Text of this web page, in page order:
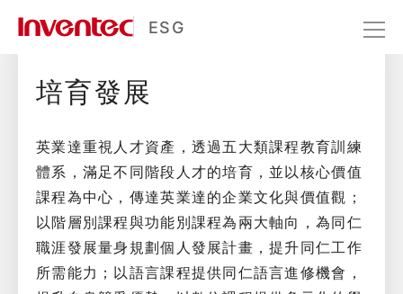
ESG
培育發展
社會共融 人才發展
培育發展
英業達重視人才資產，透過五大類課程教育訓練
體系，滿足不同階段人才的培育，並以核心價值
課程為中心，傳達英業達的企業文化與價值觀；
以階層別課程與功能別課程為兩大軸向，為同仁
職涯發展量身規劃個人發展計畫，提升同仁工作
所需能力；以語言課程提供同仁語言進修機會，